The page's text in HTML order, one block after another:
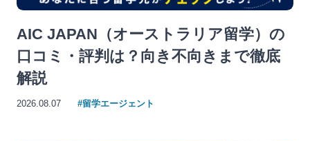
AIC JAPAN（オーストラリア留学）の
口コミ・評判は？向き不向きまで徹底
解説
2026.08.07 #留学エージェント